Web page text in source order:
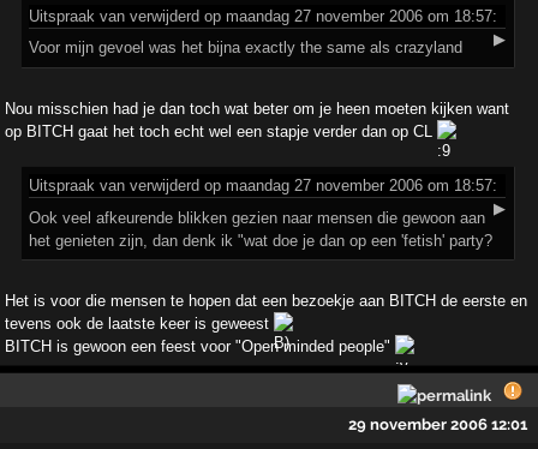
Uitspraak van verwijderd op maandag 27 november 2006 om 18:57:
▶
Voor mijn gevoel was het bijna exactly the same als crazyland
Nou misschien had je dan toch wat beter om je heen moeten kijken want
op BITCH gaat het toch echt wel een stapje verder dan op CL
Uitspraak van verwijderd op maandag 27 november 2006 om 18:57:
▶
Ook veel afkeurende blikken gezien naar mensen die gewoon aan
het genieten zijn, dan denk ik "wat doe je dan op een 'fetish' party?
Het is voor die mensen te hopen dat een bezoekje aan BITCH de eerste en
tevens ook de laatste keer is geweest
BITCH is gewoon een feest voor "Open minded people"
29 november 2006 12:01